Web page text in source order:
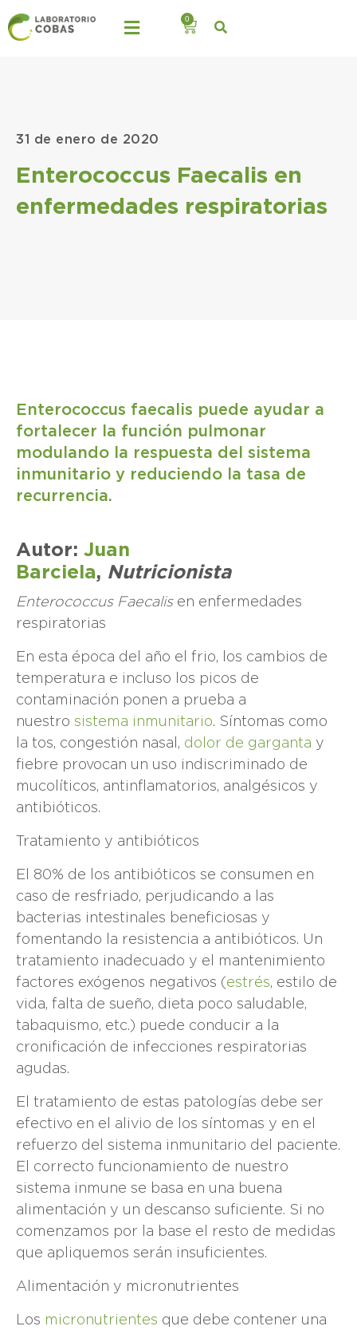
0
31 de enero de 2020
Enterococcus Faecalis en
enfermedades respiratorias
Enterococcus faecalis puede ayudar a
fortalecer la función pulmonar
modulando la respuesta del sistema
inmunitario y reduciendo la tasa de
recurrencia.
Autor: Juan
Barciela, Nutricionista
Enterococcus Faecalisen enfermedades
respiratorias
En esta época del año el frio, los cambios de
temperatura e incluso los picos de
contaminación ponen a prueba a
nuestro sistema inmunitario. Síntomas como
la tos, congestión nasal, dolor de garganta y
fiebre provocan un uso indiscriminado de
mucolíticos, antinflamatorios, analgésicos y
antibióticos.
Tratamiento y antibióticos
El 80% de los antibióticos se consumen en
caso de resfriado, perjudicando a las
bacterias intestinales beneficiosas y
fomentando la resistencia a antibióticos. Un
tratamiento inadecuado y el mantenimiento
factores exógenos negativos (estrés, estilo de
vida, falta de sueño, dieta poco saludable,
tabaquismo, etc.) puede conducir a la
cronificación de infecciones respiratorias
agudas.
El tratamiento de estas patologías debe ser
efectivo en el alivio de los síntomas y en el
refuerzo del sistema inmunitario del paciente.
El correcto funcionamiento de nuestro
sistema inmune se basa en una buena
alimentación y un descanso suficiente. Si no
comenzamos por la base el resto de medidas
que apliquemos serán insuficientes.
Alimentación y micronutrientes
Los micronutrientes que debe contener una